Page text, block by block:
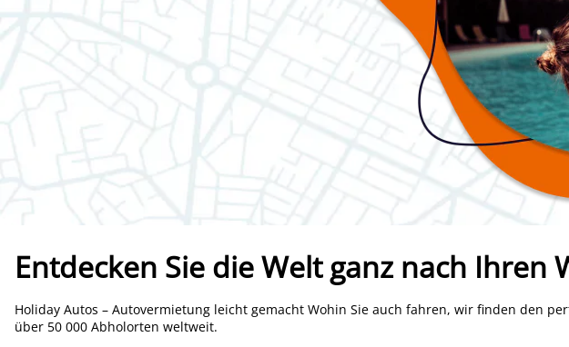
Entdecken Sie die Welt ganz nach
Holiday Autos – Autovermietung leicht gemacht Wohin Sie auch fahren, wir finden den
über 50 000 Abholorten weltweit.